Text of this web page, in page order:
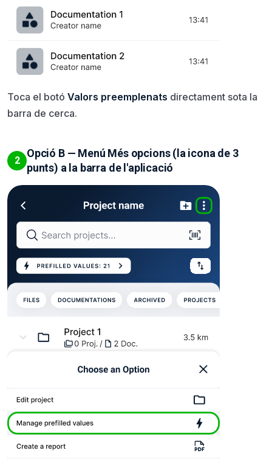
Toca el botó Valors preemplenats directament sota la
barra de cerca.
2
Opció B — Menú Més opcions (la icona de 3
punts) a la barra de l'aplicació